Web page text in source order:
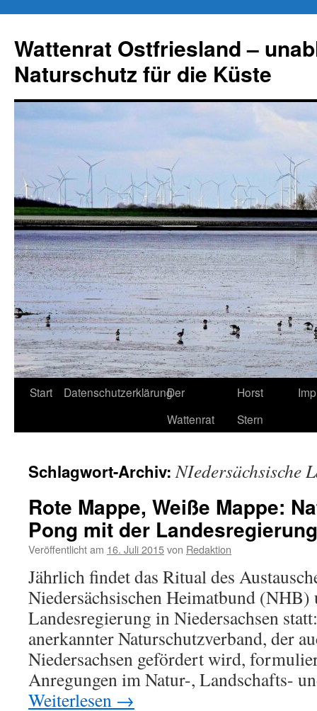
springen
Wattenrat Ostfriesland –
Naturschutz für die Küste
Start DatenschutzerklärungDer
Wattenrat
Horst
Stern
Schlagwort-Archiv:NIedersächsische
Rote Mappe, Weiße Mappe:
Pong mit der Landesregierung
Veröffentlicht am 16. Juli 2015von Redaktion
Jährlich findet das Ritual des
Niedersächsischen Heimatbund (NHB)
Landesregierung in Niedersachsen
anerkannter Naturschutzverband, der
Niedersachsen gefördert wird,
Anregungen im Natur-, Landschafts-
Weiterlesen →